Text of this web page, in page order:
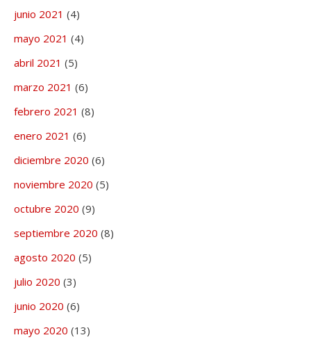
junio 2021 (4)
mayo 2021 (4)
abril 2021 (5)
marzo 2021 (6)
febrero 2021 (8)
enero 2021 (6)
diciembre 2020 (6)
noviembre 2020 (5)
octubre 2020 (9)
septiembre 2020 (8)
agosto 2020 (5)
julio 2020 (3)
junio 2020 (6)
mayo 2020 (13)